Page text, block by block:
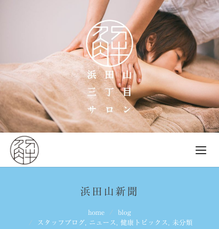
浜田山新聞
home
blog
スタッフブログ, ニュース , 健康トピックス , 未分類